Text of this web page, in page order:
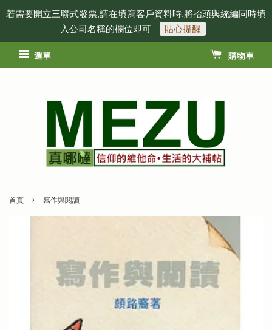
若需要開立三聯式發票,請在填寫客戶資料時,將抬頭與統編同時填
入公司名稱的欄位即可
貼心提醒
選單 購物車
首頁 › 寫作與閱讀